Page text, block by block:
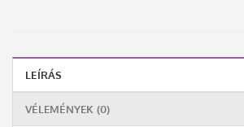
LEÍRÁS
VÉLEMÉNYEK (0)